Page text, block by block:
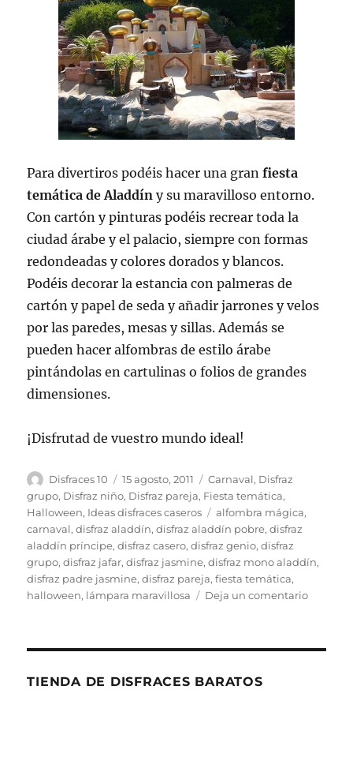
Para divertiros podéis hacer una gran fiesta
temática de Aladdín y su maravilloso entorno.
Con cartón y pinturas podéis recrear toda la
ciudad árabe y el palacio, siempre con formas
redondeadas y colores dorados y blancos.
Podéis decorar la estancia con palmeras de
cartón y papel de seda y añadir jarrones y velos
por las paredes, mesas y sillas. Además se
pueden hacer alfombras de estilo árabe
pintándolas en cartulinas o folios de grandes
dimensiones.
¡Disfrutad de vuestro mundo ideal!
Autor
Disfraces 10
Publicado
el
15 agosto, 2011 Categorías
Carnaval, Disfraz
grupo, Disfraz niño, Disfraz pareja, Fiesta temática,
Halloween, Ideas disfraces caseros Etiquetas
alfombra mágica,
carnaval,disfraz aladdín,disfraz aladdín pobre,disfraz
aladdín príncipe,disfraz casero,disfraz genio,disfraz
grupo,disfraz jafar,disfraz jasmine,disfraz mono aladdín,
disfraz padre jasmine,disfraz pareja,fiesta temática,
halloween, lámpara maravillosa Deja un comentarioen
TIENDA DE DISFRACES BARATOS